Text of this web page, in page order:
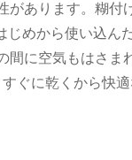
があります。糊
じめから使い込ん
間に空気もはさ
ぐに乾くから快